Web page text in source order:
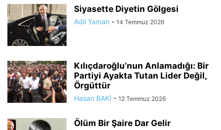
Siyasette Diyetin Gölgesi
Adil Yaman - 14 Temmuz 2026
Kılıçdaroğlu’nun Anlamadığı: Bir
Partiyi Ayakta Tutan Lider Değil,
Örgüttür
Hasan BAKİ - 12 Temmuz 2026
Ölüm Bir Şaire Dar Gelir